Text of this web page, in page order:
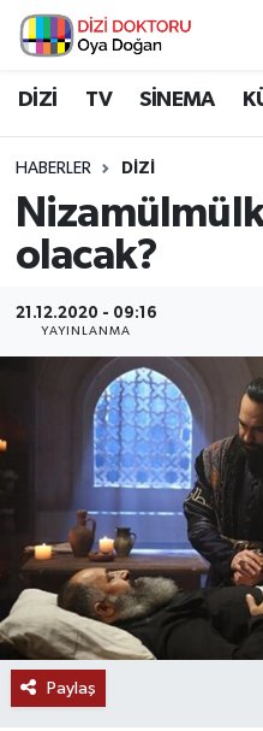
DİZİ TV SİNEMA
HABERLER DİZİ
olacak?
21.12.2020 - 09:16
YAYINLANMA
Paylaş
İstanbul Nöbetçi
İstanbul Namaz
İstanbul Trafik
Süper Lig Puan
Tüm Manşetler
Son Dakika Haberleri
Haber Arşivi